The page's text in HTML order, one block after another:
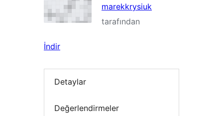
marekkrysiuk
tarafından
İndir
Detaylar
Değerlendirmeler